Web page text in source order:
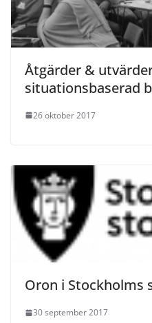
Åtgärder &
situationsbaserad
26 oktober 2017
Oron i Stockholms
30 september 2017